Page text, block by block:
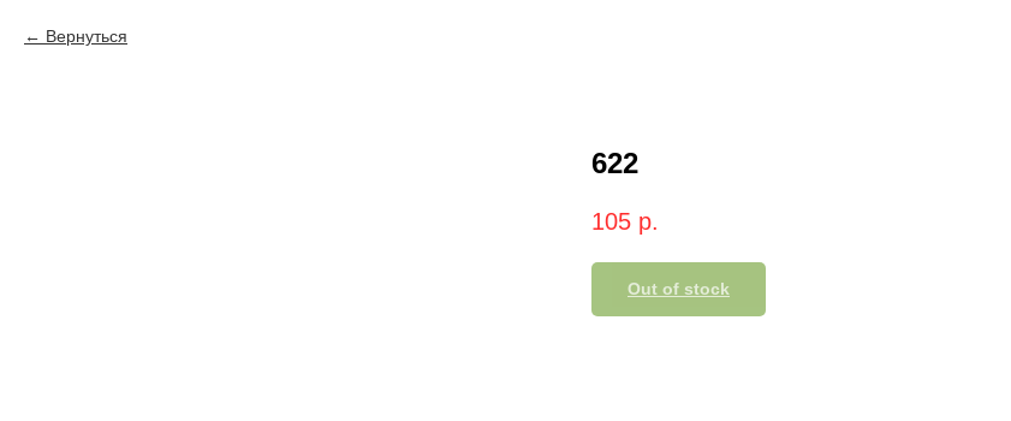
Вернуться
622
105 р.
Out of stock